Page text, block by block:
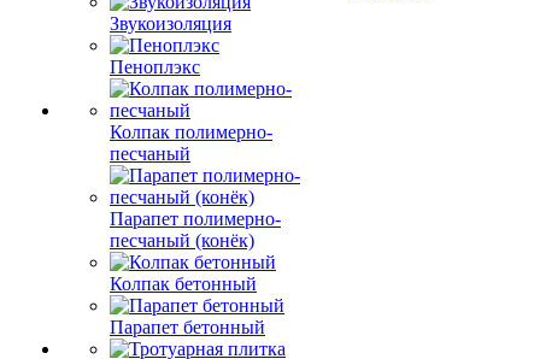
Звукоизоляция
Пеноплэкс
Колпак полимерно-
песчаный
Парапет полимерно-
песчаный (конёк)
Колпак бетонный
Парапет бетонный